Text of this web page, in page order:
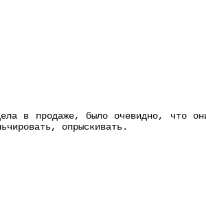
в продаже, было очевидно, что
опрыскивать.